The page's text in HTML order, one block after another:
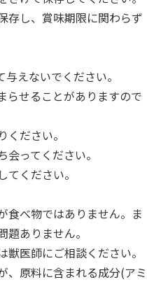
存し、賞味期限に関わらず
えないでください。
らせることがありますので
ださい。
ってください。
ください。
食べ物ではありません。ま
ありません。
医師にご相談ください。
、原料に含まれる成分(アミ